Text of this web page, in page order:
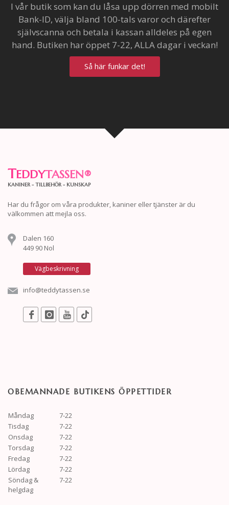
I vår butik som kan du låsa upp dörren med mobilt
Bank-ID, välja bland 100-tals varor och därefter
självscanna och betala i kassan alldeles på egen
hand. Butiken har öppet 7-22, ALLA dagar i veckan!
Så här funkar det!
TEDDYTASSEN®
KANINER - TILLBEHÖR - KUNSKAP
Har du frågor om våra produkter, kaniner eller tjänster är du
välkommen att mejla oss.
Dalen 160
449 90 Nol
Vägbeskrivning
info@teddytassen.se
OBEMANNADE BUTIKENS ÖPPETTIDER
Måndag
7-22
Tisdag
7-22
Onsdag
7-22
Torsdag
7-22
Fredag
7-22
Lördag
7-22
Söndag &
helgdag
7-22